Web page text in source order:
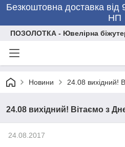
Безкоштовна доставка від
НП
ПОЗОЛОТКА - Ювелірна
Новини 24.08 вихідний!
24.08 вихідний! Вітаємо з
24.08.2017